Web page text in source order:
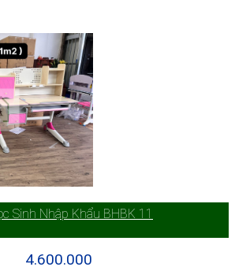
Sinh Nhập Khẩu BHBK 11
4.600.000